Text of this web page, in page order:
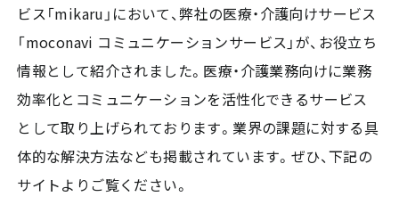
ビス「mikaru」において、弊社の医療・介護向けサービス
「moconavi コミュニケーションサービス」が、お役立ち
情報として紹介されました。医療・介護業務向けに業務
効率化とコミュニケーションを活性化できるサービス
として取り上げられております。業界の課題に対する具
体的な解決方法なども掲載されています。ぜひ、下記の
サイトよりご覧ください。